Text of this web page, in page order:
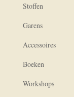
Stoffen
Garens
Accessoires
Boeken
Workshops